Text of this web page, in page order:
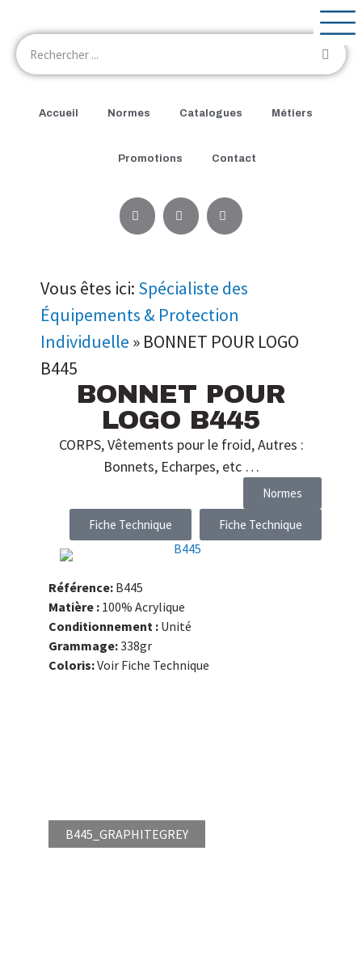
Accueil Normes Catalogues Métiers
Promotions Contact
Vous êtes ici: Spécialiste des
Équipements & Protection
Individuelle » BONNET POUR LOGO
B445
BONNET POUR
LOGO B445
CORPS,Vêtements pour le froid,Autres :
Bonnets, Echarpes, etc …
Normes
Fiche Technique Fiche Technique
Référence: B445
Matière : 100% Acrylique
Conditionnement : Unité
Grammage:338gr
Coloris:Voir Fiche Technique
B445_GRAPHITEGREY